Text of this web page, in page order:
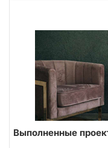
Выполненные